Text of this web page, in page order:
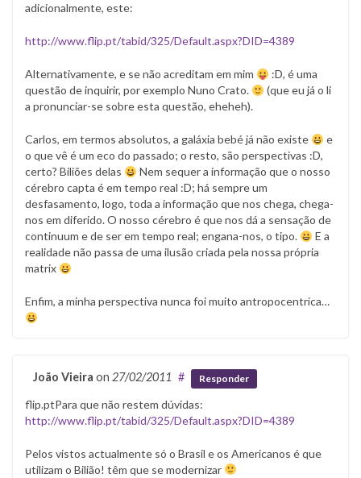
adicionalmente, este:
http://www.flip.pt/tabid/325/Default.aspx?DID=4389
Alternativamente, e se não acreditam em mim
:D, é uma
questão de inquirir, por exemplo Nuno Crato.
(que eu já o li
a pronunciar-se sobre esta questão, eheheh).
Carlos, em termos absolutos, a galáxia bebé já não existe
e
o que vê é um eco do passado; o resto, são perspectivas :D,
certo? Biliões delas
Nem sequer a informação que o nosso
cérebro capta é em tempo real :D; há sempre um
desfasamento, logo, toda a informação que nos chega, chega-
nos em diferido. O nosso cérebro é que nos dá a sensação de
continuum e de ser em tempo real; engana-nos, o tipo.
E a
realidade não passa de uma ilusão criada pela nossa própria
matrix
Enfim, a minha perspectiva nunca foi muito antropocentrica…
João Vieira on 27/02/2011 # Responder
flip.ptPara que não restem dúvidas:
http://www.flip.pt/tabid/325/Default.aspx?DID=4389
Pelos vistos actualmente só o Brasil e os Americanos é que
utilizam o Bilião! têm que se modernizar